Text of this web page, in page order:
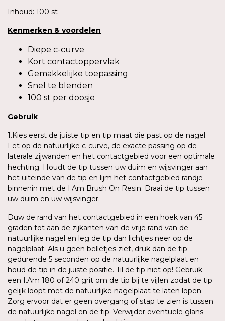
Inhoud: 100 st
Kenmerken & voordelen
Diepe c-curve
Kort contactoppervlak
Gemakkelijke toepassing
Snel te blenden
100 st per doosje
Gebruik
1.Kies eerst de juiste tip en tip maat die past op de nagel.
Let op de natuurlijke c-curve, de exacte passing op de
laterale zijwanden en het contactgebied voor een optimale
hechting. Houdt de tip tussen uw duim en wijsvinger aan
het uiteinde van de tip en lijm het contactgebied randje
binnenin met de I.Am Brush On Resin. Draai de tip tussen
uw duim en uw wijsvinger.
Duw de rand van het contactgebied in een hoek van 45
graden tot aan de zijkanten van de vrije rand van de
natuurlijke nagel en leg de tip dan lichtjes neer op de
nagelplaat. Als u geen belletjes ziet, druk dan de tip
gedurende 5 seconden op de natuurlijke nagelplaat en
houd de tip in de juiste positie. Til de tip niet op! Gebruik
een I.Am 180 of 240 grit om de tip bij te vijlen zodat de tip
gelijk loopt met de natuurlijke nagelplaat te laten lopen.
Zorg ervoor dat er geen overgang of stap te zien is tussen
de natuurlijke nagel en de tip. Verwijder eventuele glans